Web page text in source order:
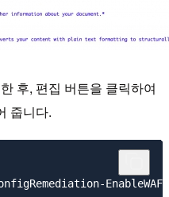
후, 편집 버튼을 클릭하여
줍니다.